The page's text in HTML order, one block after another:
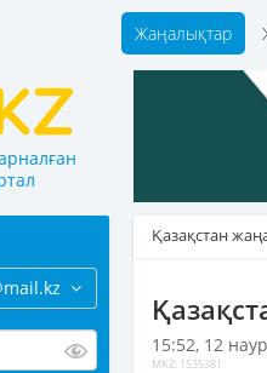
Жаңалықтар
Қазақстан
15:52, 12
MKZ: 1535381